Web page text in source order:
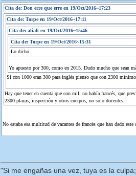
Cita de: Don erre que erre en 19/Oct/2016~17:23
Cita de: Torpe en 19/Oct/2016~17:11
Cita de: aliah en 19/Oct/2016~15:46
Cita de: Torpe en 19/Oct/2016~15:31
Lo dicho.
Yo apuesto por 300, como en 2015. Dudo mucho que sean
Si con 1000 eran 300 para inglés pienso que con 2300
Hay que tener en cuenta que con mil, no había francés, que
2300 plazas, inspección y otros cuerpos, no solo docentes.
No estaba esa multitud de vacantes de francés que han dado
"Si me engañas una vez, tuya es la